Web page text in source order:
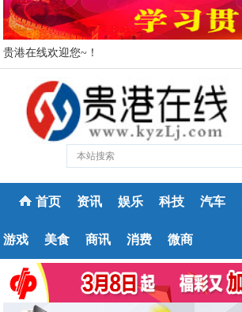
贵港在线欢迎您~！
首页 资讯 娱乐 科技 汽车
游戏 美食 商讯 消费 微商